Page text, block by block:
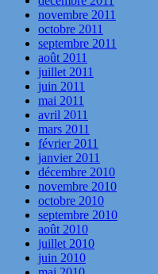
novembre 2011
octobre 2011
septembre 2011
août 2011
juillet 2011
juin 2011
mai 2011
avril 2011
mars 2011
février 2011
janvier 2011
décembre 2010
novembre 2010
octobre 2010
septembre 2010
août 2010
juillet 2010
juin 2010